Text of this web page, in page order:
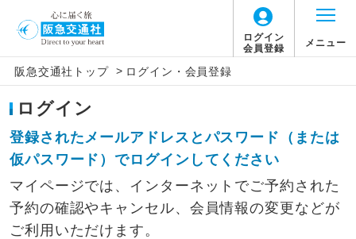
ログイン
会員登録
メニュー
阪急交通社トップ > ログイン・会員登録
ログイン
登録されたメールアドレスとパスワード（または
仮パスワード）でログインしてください
マイページでは、インターネットでご予約された
予約の確認やキャンセル、会員情報の変更などが
ご利用いただけます。